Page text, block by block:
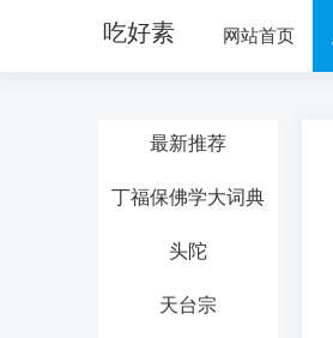
吃好素 网站首页
最新推荐
丁福保佛学大词典
头陀
天台宗